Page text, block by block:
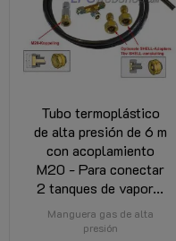
Tubo termoplástico
de alta presión de 6 m
con acoplamiento
M20 - Para conectar
2 tanques de vapor...
Manguera gas de alta
presión